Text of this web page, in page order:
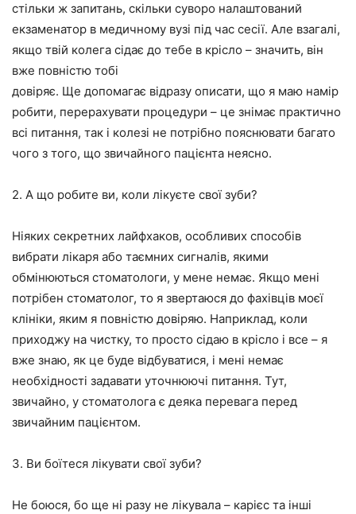
стільки ж запитань, скільки суворо налаштований
екзаменатор в медичному вузі під час сесії. Але взагалі,
якщо твій колега сідає до тебе в крісло – значить, він
вже повністю тобі
довіряє. Ще допомагає відразу описати, що я маю намір
робити, перерахувати процедури – це знімає практично
всі питання, так і колезі не потрібно пояснювати багато
чого з того, що звичайного пацієнта неясно.
2. А що робите ви, коли лікуєте свої зуби?
Ніяких секретних лайфхаков, особливих способів
вибрати лікаря або таємних сигналів, якими
обмінюються стоматологи, у мене немає. Якщо мені
потрібен стоматолог, то я звертаюся до фахівців моєї
клініки, яким я повністю довіряю. Наприклад, коли
приходжу на чистку, то просто сідаю в крісло і все – я
вже знаю, як це буде відбуватися, і мені немає
необхідності задавати уточнюючі питання. Тут,
звичайно, у стоматолога є деяка перевага перед
звичайним пацієнтом.
3. Ви боїтеся лікувати свої зуби?
Не боюся, бо ще ні разу не лікувала – карієс та інші